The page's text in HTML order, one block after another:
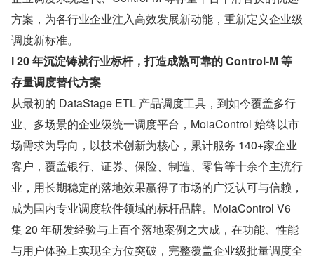
方案，为各行业企业注入高效发展新动能，重新定义企业级
调度新标准。
l 20 年沉淀铸就行业标杆，打造成熟可靠的 Control-M 等
存量调度替代方案
从最初的 DataStage ETL 产品调度工具，到如今覆盖多行
业、多场景的企业级统一调度平台，MoiaControl 始终以市
场需求为导向，以技术创新为核心，累计服务 140+家企业
客户，覆盖银行、证券、保险、制造、零售等十余个主流行
业，用长期稳定的落地效果赢得了市场的广泛认可与信赖，
成为国内专业调度软件领域的标杆品牌。MoiaControl V6
集 20 年研发经验与上百个落地案例之大成，在功能、性能
与用户体验上实现全方位突破，完整覆盖企业级批量调度全